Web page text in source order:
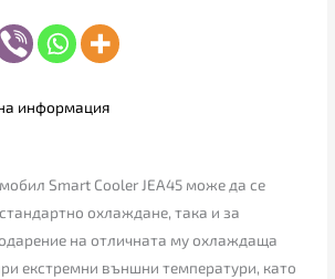
информация
Smart Cooler JEA45 може да се
охлаждане, така и за
на отличната му охлаждаща
екстремни външни температури, като